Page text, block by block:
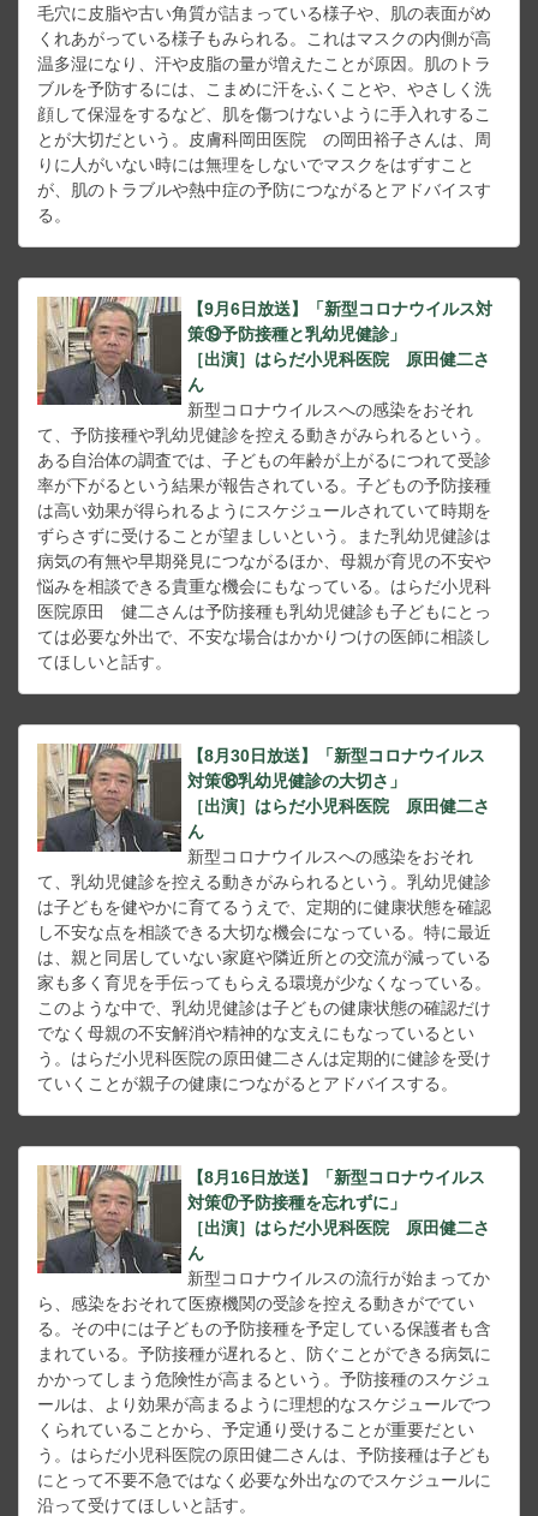
毛穴に皮脂や古い角質が詰まっている様子や、肌の表面がめ
くれあがっている様子もみられる。これはマスクの内側が高
温多湿になり、汗や皮脂の量が増えたことが原因。肌のトラ
ブルを予防するには、こまめに汗をふくことや、やさしく洗
顔して保湿をするなど、肌を傷つけないように手入れするこ
とが大切だという。皮膚科岡田医院 の岡田裕子さんは、周
りに人がいない時には無理をしないでマスクをはずすこと
が、肌のトラブルや熱中症の予防につながるとアドバイスす
る。
【9月6日放送】「新型コロナウイルス対
策⑲予防接種と乳幼児健診」
［出演］はらだ小児科医院 原田健二さ
ん
新型コロナウイルスへの感染をおそれ
て、予防接種や乳幼児健診を控える動きがみられるという。
ある自治体の調査では、子どもの年齢が上がるにつれて受診
率が下がるという結果が報告されている。子どもの予防接種
は高い効果が得られるようにスケジュールされていて時期を
ずらさずに受けることが望ましいという。また乳幼児健診は
病気の有無や早期発見につながるほか、母親が育児の不安や
悩みを相談できる貴重な機会にもなっている。はらだ小児科
医院原田 健二さんは予防接種も乳幼児健診も子どもにとっ
ては必要な外出で、不安な場合はかかりつけの医師に相談し
てほしいと話す。
【8月30日放送】「新型コロナウイルス
対策⑱乳幼児健診の大切さ」
［出演］はらだ小児科医院 原田健二さ
ん
新型コロナウイルスへの感染をおそれ
て、乳幼児健診を控える動きがみられるという。乳幼児健診
は子どもを健やかに育てるうえで、定期的に健康状態を確認
し不安な点を相談できる大切な機会になっている。特に最近
は、親と同居していない家庭や隣近所との交流が減っている
家も多く育児を手伝ってもらえる環境が少なくなっている。
このような中で、乳幼児健診は子どもの健康状態の確認だけ
でなく母親の不安解消や精神的な支えにもなっているとい
う。はらだ小児科医院の原田健二さんは定期的に健診を受け
ていくことが親子の健康につながるとアドバイスする。
【8月16日放送】「新型コロナウイルス
対策⑰予防接種を忘れずに」
［出演］はらだ小児科医院 原田健二さ
ん
新型コロナウイルスの流行が始まってか
ら、感染をおそれて医療機関の受診を控える動きがでてい
る。その中には子どもの予防接種を予定している保護者も含
まれている。予防接種が遅れると、防ぐことができる病気に
かかってしまう危険性が高まるという。予防接種のスケジュ
ールは、より効果が高まるように理想的なスケジュールでつ
くられていることから、予定通り受けることが重要だとい
う。はらだ小児科医院の原田健二さんは、予防接種は子ども
にとって不要不急ではなく必要な外出なのでスケジュールに
沿って受けてほしいと話す。